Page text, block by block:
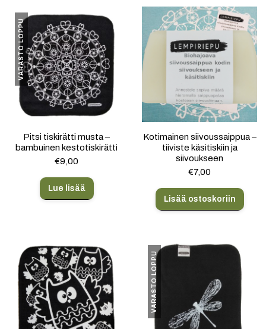
VARASTO LOPPU
Pitsi tiskirätti musta –
bambuinen kestotiskirätti
€9,00
Lue lisää
Kotimainen siivoussaippua –
tiiviste käsitiskiin ja
siivoukseen
€7,00
Lisää ostoskoriin
VARASTO LOPPU